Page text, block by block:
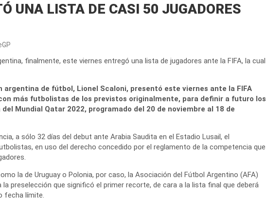
UNA LISTA DE CASI 50 JUGADORES
finalmente, este viernes entregó una lista de jugadores ante la FIFA, la cual
de fútbol, Lionel Scaloni, presentó este viernes ante la FIFA
más futbolistas de los previstos originalmente, para definir a futuro los
Mundial Qatar 2022, programado del 20 de noviembre al 18 de
a sólo 32 días del debut ante Arabia Saudita en el Estadio Lusail, el
en uso del derecho concedido por el reglamento de la competencia que
la de Uruguay o Polonia, por caso, la Asociación del Fútbol Argentino (AFA)
preselección que significó el primer recorte, de cara a la lista final que deberá
fecha límite.